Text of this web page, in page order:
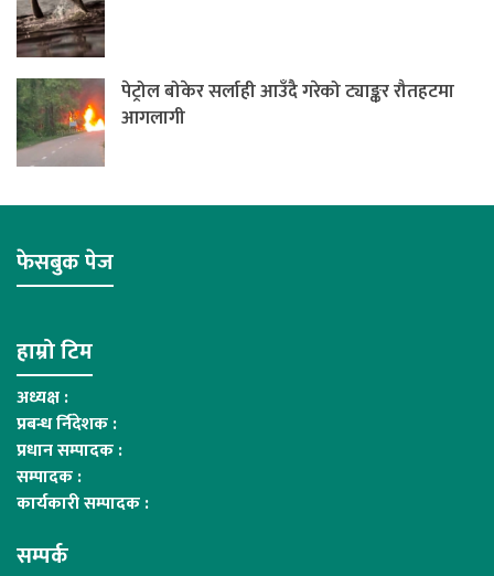
पेट्रोल बोकेर सर्लाही आउँदै गरेको ट्याङ्कर रौतहटमा
आगलागी
फेसबुक पेज
हाम्रो टिम
अध्यक्ष :
प्रबन्ध र्निदेशक :
प्रधान सम्पादक :
सम्पादक :
कार्यकारी सम्पादक :
सम्पर्क